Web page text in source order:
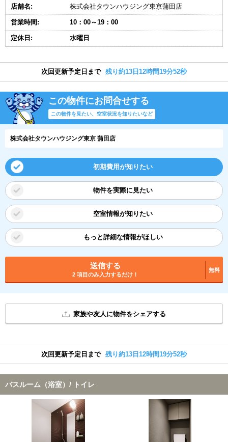
店舗名: 株式会社タウンハウジング東京蒲田店
営業時間: 10：00～19：00
定休日: 水曜日
次回更新予定日まで 残り約13日12時間19分51秒
この物件にお問合せする
この物件を見たい、空室状況を知りたいなど
株式会社タウンハウジング東京 蒲田店
初期費用が知りたい
物件を実際に見たい
空室情報が知りたい
もっと詳細な情報がほしい
送信する
2 項目のみ入力するだけ！
無料
家族や友人に物件をシェアする
次回更新予定日まで 残り約13日12時間19分51秒
バスルーム（浴室）/ トイレ